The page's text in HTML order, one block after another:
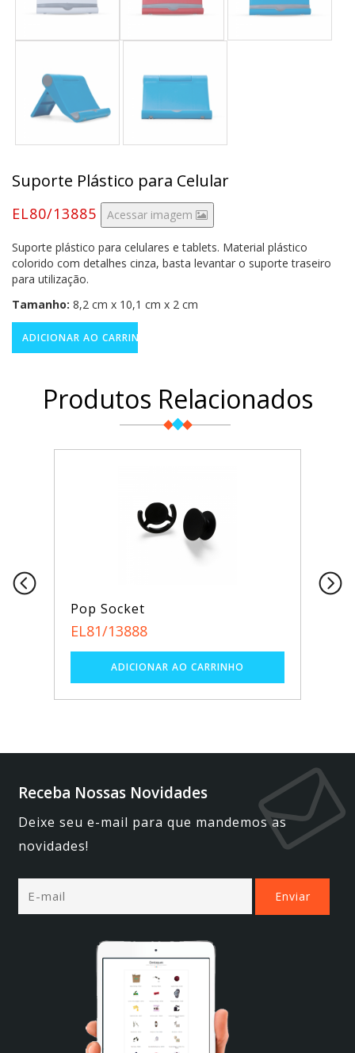
Suporte Plástico para Celular
EL80/13885 Acessar imagem
Suporte plástico para celulares e tablets. Material plástico
colorido com detalhes cinza, basta levantar o suporte traseiro
para utilização.
Tamanho: 8,2 cm x 10,1 cm x 2 cm
Produtos Relacionados
Pop Socket
EL81/13888
Receba Nossas Novidades
Deixe seu e-mail para que mandemos as
novidades!